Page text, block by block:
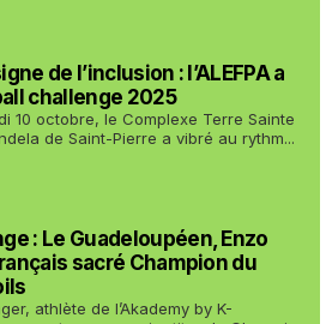
de l’inclusion : l’ALEFPA a
challenge 2025
10 octobre, le Complexe Terre Sainte
de Saint-Pierre a vibré au rythm...
: Le Guadeloupéen, Enzo
sacré Champion du
athlète de l’Akademy by K-